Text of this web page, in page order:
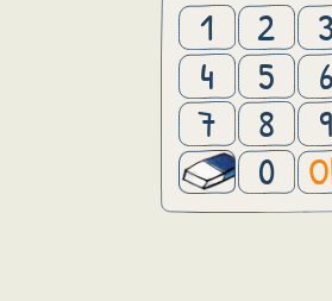
1 2
4
5
6
7
8
9
0